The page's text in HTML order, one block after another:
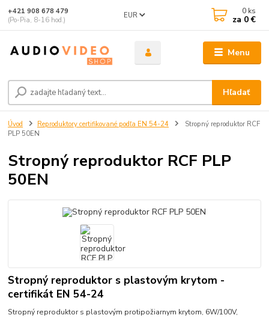
Menu
EUR
Hľadať
+421 908 678 479
(Po-Pia, 8-16 hod.)
0 ks
za 0 €
Úvod Reproduktory certifikované podľa EN 54-24
Stropný reproduktor RCF
PLP 50EN
Stropný reproduktor RCF PLP
50EN
Stropný reproduktor s plastovým krytom -
certifikát EN 54-24
Stropný reproduktor s plastovým protipožiarnym krytom, 6W/100V,